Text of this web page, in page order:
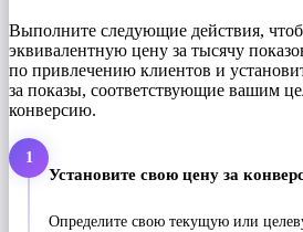
Выполните следующие действия,
эквивалентную цену за тысячу
по привлечению клиентов и
за показы, соответствующие вашим
конверсию.
1
Установите свою цену за
Определите свою текущую или